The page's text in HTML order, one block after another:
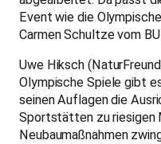
Event wie die
Carmen Schultze vom
Uwe Hiksch
Olympische Spiele gibt
seinen Auflagen die
Sportstätten zu riesigen
Neubaumaßnahmen